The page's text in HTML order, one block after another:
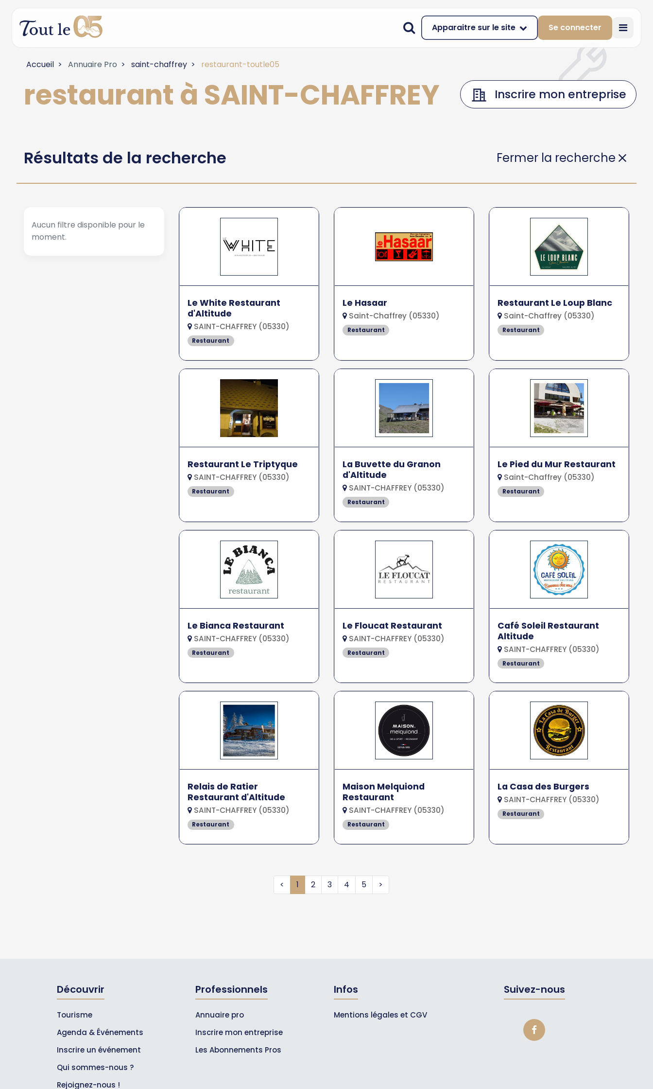
Apparaitre sur le site Se connecter
Accueil Annuaire Pro saint-chaffrey restaurant-toutle05
restaurant à SAINT-CHAFFREY Inscrire mon entreprise
Résultats de la recherche Fermer la recherche
Aucun filtre disponible pour le
moment.
Le White Restaurant
d'Altitude
SAINT-CHAFFREY (05330)
Restaurant
Le Hasaar
Saint-Chaffrey (05330)
Restaurant
Restaurant Le Loup Blanc
Saint-Chaffrey (05330)
Restaurant
Restaurant Le Triptyque
SAINT-CHAFFREY (05330)
Restaurant
La Buvette du Granon
d'Altitude
SAINT-CHAFFREY (05330)
Restaurant
Le Pied du Mur Restaurant
Saint-Chaffrey (05330)
Restaurant
Le Bianca Restaurant
SAINT-CHAFFREY (05330)
Restaurant
Le Floucat Restaurant
SAINT-CHAFFREY (05330)
Restaurant
Café Soleil Restaurant
Altitude
SAINT-CHAFFREY (05330)
Restaurant
Relais de Ratier
Restaurant d'Altitude
SAINT-CHAFFREY (05330)
Restaurant
Maison Melquiond
Restaurant
SAINT-CHAFFREY (05330)
Restaurant
La Casa des Burgers
SAINT-CHAFFREY (05330)
Restaurant
< 1 2 3 4 5 >
Découvrir
Tourisme
Agenda & Événements
Inscrire un événement
Qui sommes-nous ?
Rejoignez-nous !
Professionnels
Annuaire pro
Inscrire mon entreprise
Les Abonnements Pros
Infos
Mentions légales et CGV
Suivez-nous